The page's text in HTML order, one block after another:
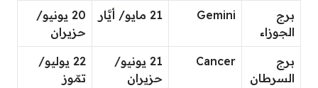
برج
الجوزاء
Gemini 21 مايو/ أيَّار
20 يونيو/
حزيران
برج
السرطان
Cancer
21 يونيو/
حزيران
22 يوليو/
تمّوز